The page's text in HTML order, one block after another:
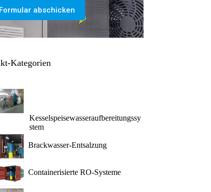
Formular abschicken
Kategorien
Kesselspeisewasseraufbereitungssy
stem
Brackwasser-Entsalzung
Containerisierte RO-Systeme